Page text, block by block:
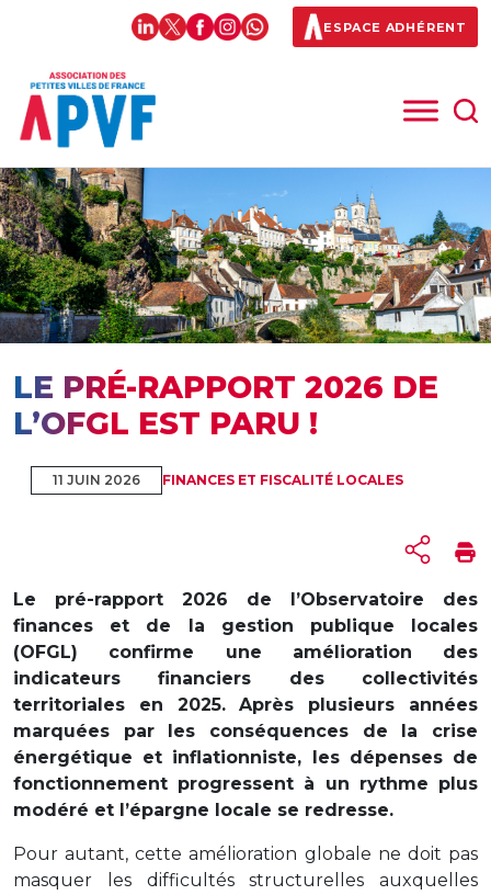
ESPACE ADHÉRENT
LE PRÉ-RAPPORT 2026 DE
L’OFGL EST PARU !
11 JUIN 2026 FINANCES ET FISCALITÉ LOCALES
Le pré-rapport 2026 de l’Observatoire des
finances et de la gestion publique locales
(OFGL) confirme une amélioration des
indicateurs financiers des collectivités
territoriales en 2025. Après plusieurs années
marquées par les conséquences de la crise
énergétique et inflationniste, les dépenses de
fonctionnement progressent à un rythme plus
modéré et l’épargne locale se redresse.
Pour autant, cette amélioration globale ne doit pas
masquer les difficultés structurelles auxquelles